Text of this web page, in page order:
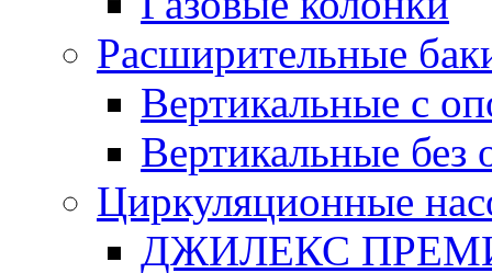
Расширительные
Вертикальные с
Вертикальные без
Циркуляционные
ДЖИЛЕКС